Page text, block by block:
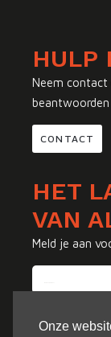
Onze
HULP
Neem contact
beantwoorden
CONTACT
HET
VAN
Meld je aan